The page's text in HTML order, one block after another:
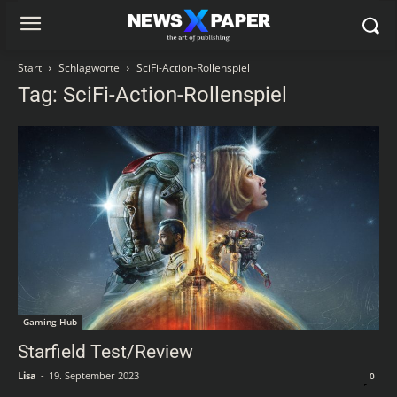
Start Schlagworte SciFi-Action-Rollenspiel
Tag: SciFi-Action-Rollenspiel
Gaming Hub
Starfield Test/Review
Lisa - 19. September 2023 0